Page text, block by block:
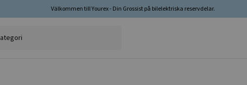
Välkommen till Yourex - Din Grossist på bilelektriska reservdelar.